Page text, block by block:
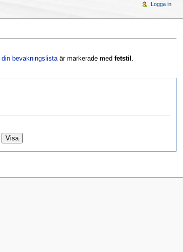
din bevakningslistaär markerade med fetstil
Logga in